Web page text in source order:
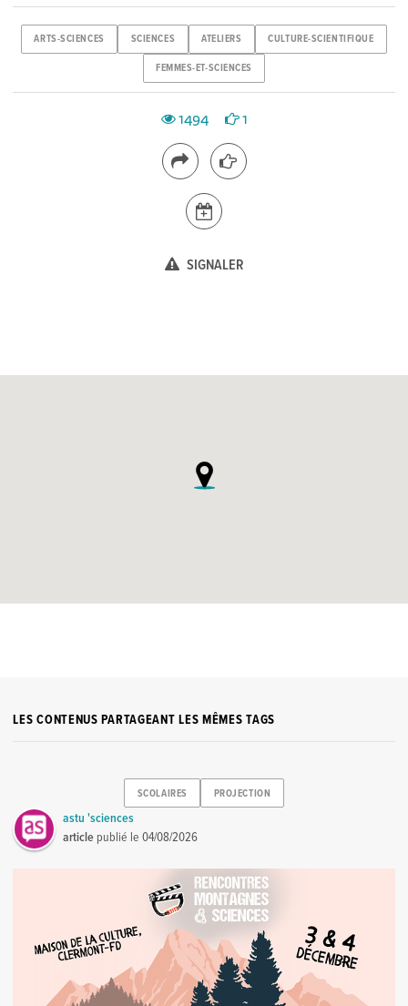
ARTS-SCIENCES SCIENCES ATELIERS CULTURE-SCIENTIFIQUE
FEMMES-ET-SCIENCES
1494 1
SIGNALER
LES CONTENUS PARTAGEANT LES MÊMES TAGS
SCOLAIRES PROJECTION
astu 'sciences
article publié le04/08/2026